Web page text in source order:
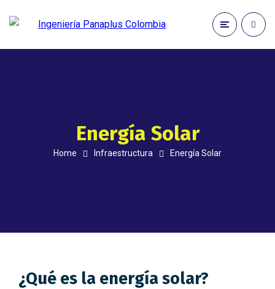
Energía Solar
Home Infraestructura Energía Solar
¿Qué es la energía solar?